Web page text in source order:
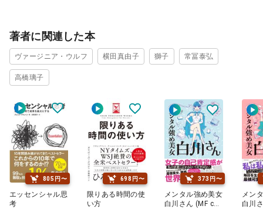
著者に関連した本
ヴァージニア・ウルフ 横田真由子 獅子 常冨泰弘
高橋璃子
805円〜
エッセンシャル思
考
698円〜
限りある時間の使
い方
373円〜
メンタル強め美女
白川さん (MF co
メン
白川